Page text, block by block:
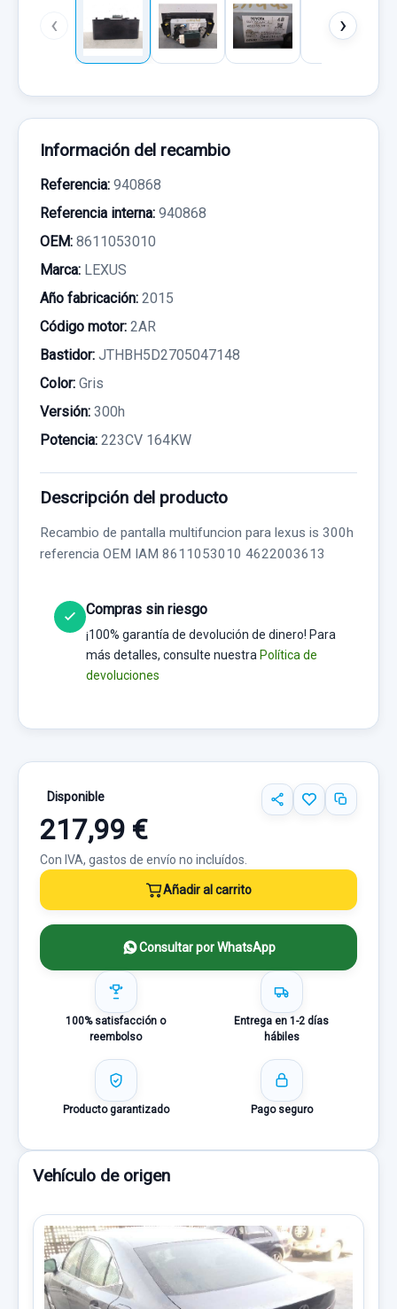
‹ ›
Información del recambio
Referencia: 940868
Referencia interna: 940868
OEM: 8611053010
Marca: LEXUS
Año fabricación: 2015
Código motor: 2AR
Bastidor: JTHBH5D2705047148
Color: Gris
Versión: 300h
Potencia: 223CV 164KW
Descripción del producto
Recambio de pantalla multifuncion para lexus is 300h
referencia OEM IAM 8611053010 4622003613
Compras sin riesgo
¡100% garantía de devolución de dinero! Para
más detalles, consulte nuestra Política de
devoluciones
Disponible
217,99 €
Con IVA, gastos de envío no incluídos.
Añadir al carrito
Consultar por WhatsApp
100% satisfacción o
reembolso
Entrega en 1-2 días
hábiles
Producto garantizado Pago seguro
Vehículo de origen